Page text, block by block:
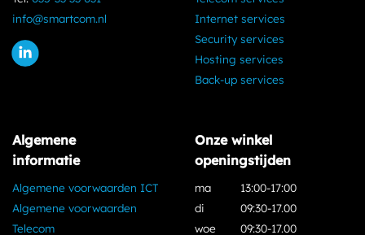
info@smartcom.nl
Internet services
Security services
Hosting services
Back-up services
Algemene
informatie
Algemene voorwaarden ICT
Algemene voorwaarden
Telecom
Onze winkel
openingstijden
ma
di
woe
13:00-17:00
09:30-17.00
09:30-17.00